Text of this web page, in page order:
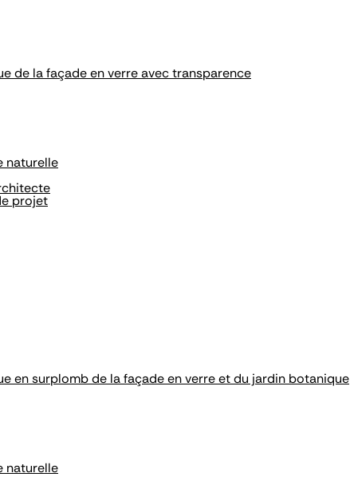
de la façade en verre avec transparence
naturelle
projet
en surplomb de la façade en verre et du jardin botanique
naturelle